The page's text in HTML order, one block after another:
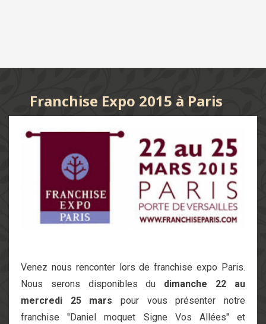
Franchise Expo 2015 à Paris
Venez nous renconter lors de franchise expo Paris.
Nous serons disponibles du dimanche 22 au
mercredi 25 mars pour vous présenter notre
franchise "Daniel moquet Signe Vos Allées" et